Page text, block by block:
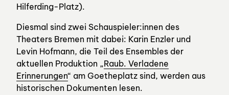
Hilferding-Platz).
Diesmal sind zwei Schauspieler:innen des
Theaters Bremen mit dabei: Karin Enzler und
Levin Hofmann, die Teil des Ensembles der
aktuellen Produktion „Raub. Verladene
Erinnerungen“ am Goetheplatz sind, werden aus
historischen Dokumenten lesen.